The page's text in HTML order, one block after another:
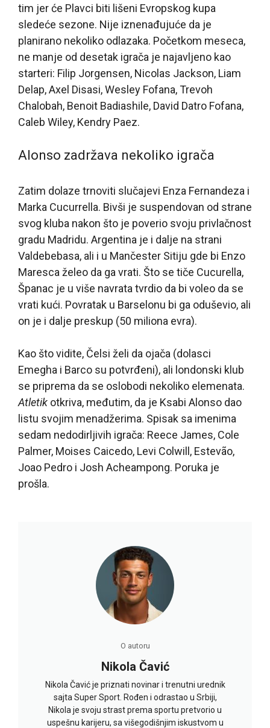
tim jer će Plavci biti lišeni Evropskog kupa
sledeće sezone. Nije iznenađujuće da je
planirano nekoliko odlazaka. Početkom meseca,
ne manje od desetak igrača je najavljeno kao
starteri: Filip Jorgensen, Nicolas Jackson, Liam
Delap, Axel Disasi, Wesley Fofana, Trevoh
Chalobah, Benoit Badiashile, David Datro Fofana,
Caleb Wiley, Kendry Paez.
Alonso zadržava nekoliko igrača
Zatim dolaze trnoviti slučajevi Enza Fernandeza i
Marka Cucurrella. Bivši je suspendovan od strane
svog kluba nakon što je poverio svoju privlačnost
gradu Madridu. Argentina je i dalje na strani
Valdebebasa, ali i u Mančester Sitiju gde bi Enzo
Maresca želeo da ga vrati. Što se tiče Cucurella,
Španac je u više navrata tvrdio da bi voleo da se
vrati kući. Povratak u Barselonu bi ga oduševio, ali
on je i dalje preskup (50 miliona evra).
Kao što vidite, Čelsi želi da ojača (dolasci
Emegha i Barco su potvrđeni), ali londonski klub
se priprema da se oslobodi nekoliko elemenata.
Atletik otkriva, međutim, da je Ksabi Alonso dao
listu svojim menadžerima. Spisak sa imenima
sedam nedodirljivih igrača: Reece James, Cole
Palmer, Moises Caicedo, Levi Colwill, Estevão,
Joao Pedro i Josh Acheampong. Poruka je
prošla.
O autoru
Nikola Čavić
Nikola Čavić je priznati novinar i trenutni urednik
sajta Super Sport. Rođen i odrastao u Srbiji,
Nikola je svoju strast prema sportu pretvorio u
uspešnu karijeru, sa višegodišnjim iskustvom u